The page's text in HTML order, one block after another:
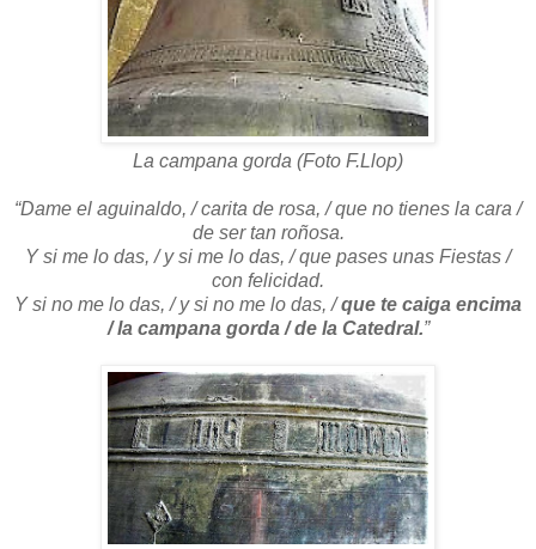
La campana gorda (Foto F.Llop)
“Dame el aguinaldo, / carita de rosa, / que no tienes la cara /
de ser tan roñosa.
Y si me lo das, / y si me lo das, / que pases unas Fiestas /
con felicidad.
Y si no me lo das, / y si no me lo das, /que te caiga encima
/ la campana gorda / de la Catedral.”